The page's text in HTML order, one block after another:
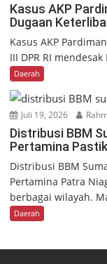
Kasus AKP
Dugaan
Kasus AKP
III DPR RI
Daerah
Juli 19, 2026
Distribusi BBM
Pertamina
Distribusi BBM
Pertamina Patra
berbagai wilayah.
Daerah